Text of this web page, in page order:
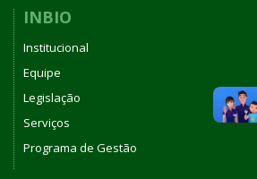
INBIO
Institucional
Equipe
Legislação
Serviços
Programa de Gestão